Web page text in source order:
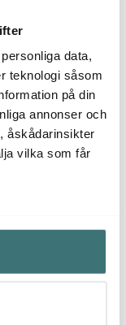
data,
teknologi såsom
på din
annonser och
åskådarinsikter
vilka som får
plats som
meter
skanna den för
23 cm
Aida
kunder